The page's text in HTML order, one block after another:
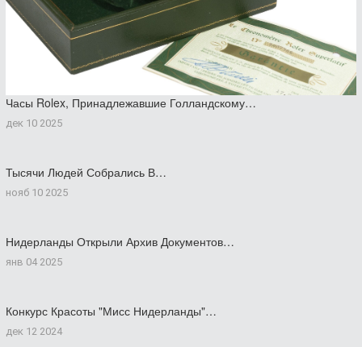
Часы Rolex, Принадлежавшие Голландскому…
дек 10 2025
Тысячи Людей Собрались В…
нояб 10 2025
Нидерланды Открыли Архив Документов…
янв 04 2025
Конкурс Красоты "Мисс Нидерланды"…
дек 12 2024